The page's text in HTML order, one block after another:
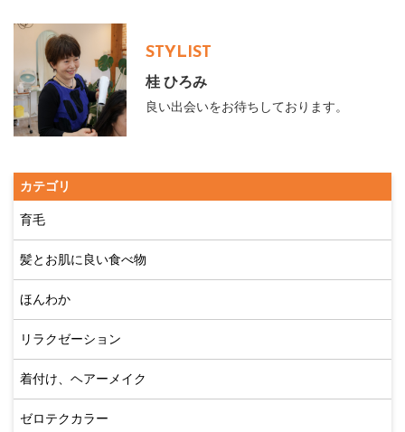
STYLIST
桂 ひろみ
良い出会いをお待ちしております。
カテゴリ
育毛
髪とお肌に良い食べ物
ほんわか
リラクゼーション
着付け、ヘアーメイク
ゼロテクカラー